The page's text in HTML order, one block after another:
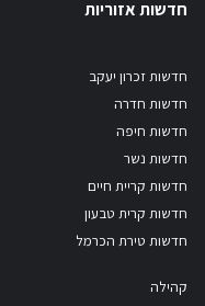
חדשות אזוריות
חדשות זכרון יעקב
חדשות חדרה
חדשות חיפה
חדשות נשר
חדשות קריית חיים
חדשות קרית טבעון
חדשות טירת הכרמל
קהילה